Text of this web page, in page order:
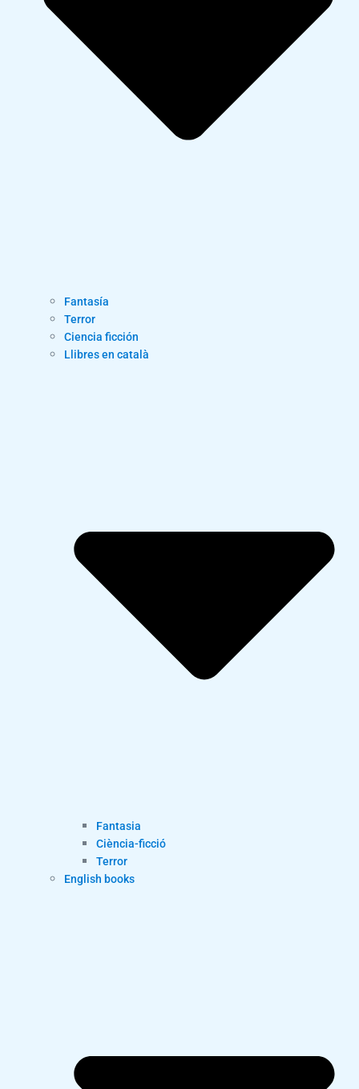
Fantasía
Terror
Ciencia ficción
Llibres en català
Fantasia
Ciència-ficció
Terror
English books